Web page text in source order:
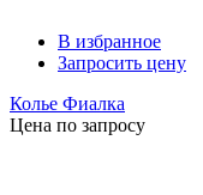
В избранное
Запросить цену
Колье Фиалка
Цена по запросу